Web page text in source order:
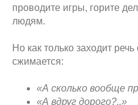
проводите игры, горите
людям.
Но как только заходит
сжимается:
«А сколько вообще
«А вдруг дорого?..»